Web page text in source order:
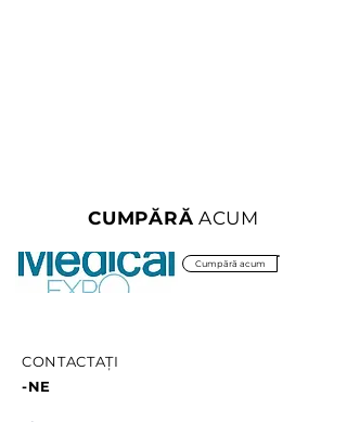
CUMPĂRĂ ACUM
Cumpără acum
CONTACTAŢI
-NE